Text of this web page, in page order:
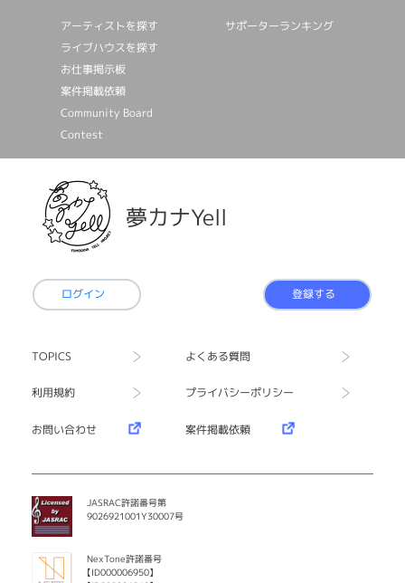
アーティストを探す
ライブハウスを探す
お仕事掲⽰板
案件掲載依頼
Community Board
Contest
サポーターランキング
夢カナYell
ログイン 登録する
TOPICS よくある質問
利用規約 プライバシーポリシー
お問い合わせ 案件掲載依頼
JASRAC許諾番号第
9026921001Y30007号
NexTone許諾番号
【ID000006950】